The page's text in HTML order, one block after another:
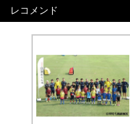
レコメンド